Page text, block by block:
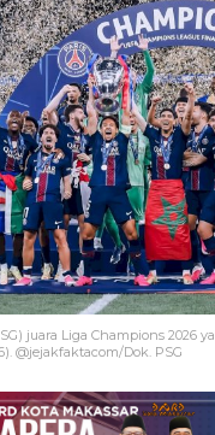
juara Liga Champions 2026
@jejakfaktacom/Dok. PSG